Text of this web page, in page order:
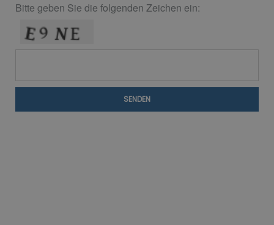
Bitte geben Sie die folgenden Zeichen ein:
SENDEN